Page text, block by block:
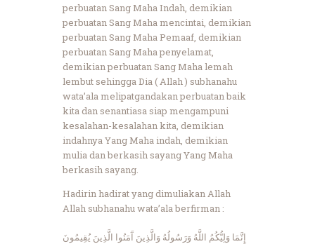
perbuatan Sang Maha Indah, demikian
perbuatan Sang Maha mencintai, demikian
perbuatan Sang Maha Pemaaf, demikian
perbuatan Sang Maha penyelamat,
demikian perbuatan Sang Maha lemah
lembut sehingga Dia ( Allah ) subhanahu
wata’ala melipatgandakan perbuatan baik
kita dan senantiasa siap mengampuni
kesalahan-kesalahan kita, demikian
indahnya Yang Maha indah, demikian
mulia dan berkasih sayang Yang Maha
berkasih sayang.
Hadirin hadirat yang dimuliakan Allah
Allah subhanahu wata’ala berfirman :
إِنَّمَا وَلِيُّكُمُ اللَّهُ وَرَسُولُهُ وَالَّذِينَ آَمَنُوا الَّذِينَ يُقِيمُونَ